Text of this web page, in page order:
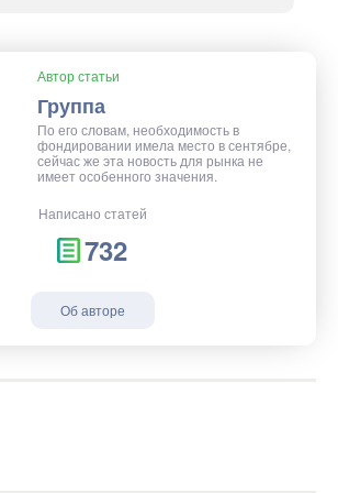
Автор статьи
Группа
По его словам, необходимость в
фондировании имела место в сентябре,
сейчас же эта новость для рынка не
имеет особенного значения.
Написано статей
732
Об авторе